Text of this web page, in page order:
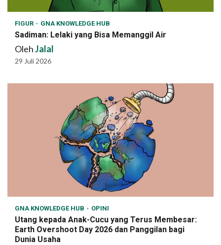
FIGUR GNA KNOWLEDGE HUB
Sadiman: Lelaki yang Bisa Memanggil Air
OlehJalal
29 Juli 2026
GNA KNOWLEDGE HUB OPINI
Utang kepada Anak-Cucu yang Terus Membesar:
Earth Overshoot Day 2026 dan Panggilan bagi
Dunia Usaha